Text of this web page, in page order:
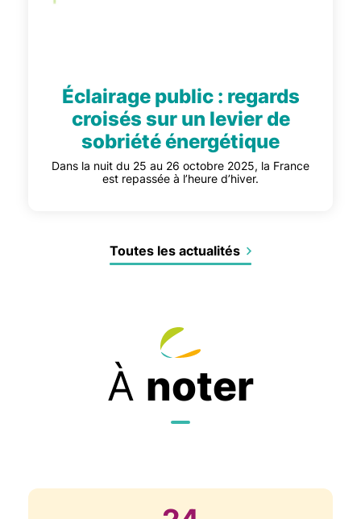
Éclairage public : regards
croisés sur un levier de
sobriété énergétique
Dans la nuit du 25 au 26 octobre 2025, la France
est repassée à l’heure d’hiver.
Toutes les actualités
À noter